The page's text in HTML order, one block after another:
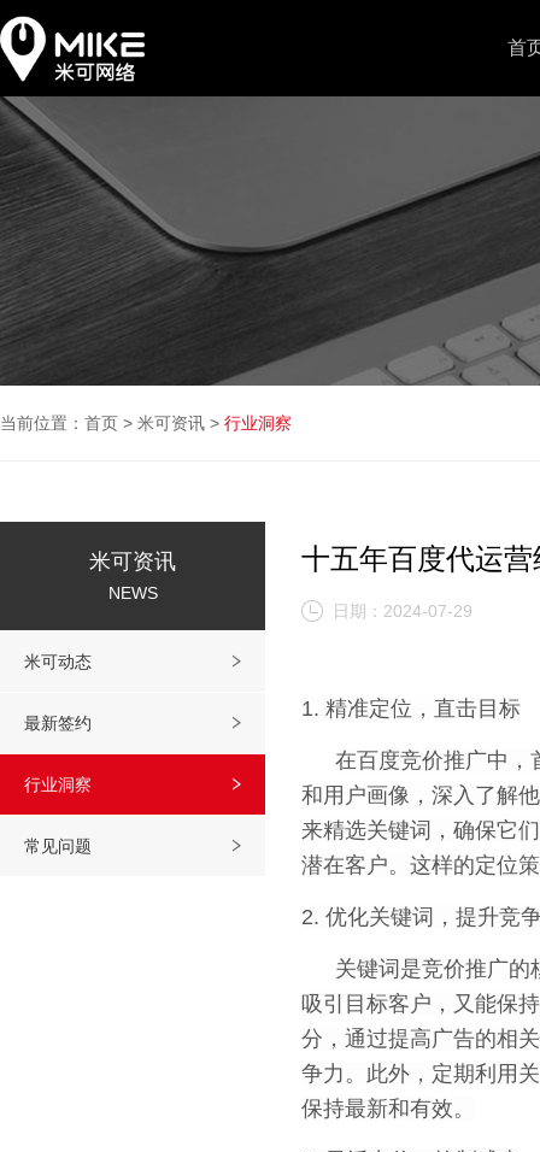
首
当前位置： 首页 > 米可资讯 > 行业洞察
米可资讯
NEWS
米可动态
最新签约
行业洞察
常见问题
十五年百度代运
日期：2024-07-29
1. 精准定位，直击目标
在百度竞价推广中，
和用户画像，深入了解
来精选关键词，确保它
潜在客户。这样的定位
2. 优化关键词，提升竞
关键词是竞价推广的
吸引目标客户，又能保
分，通过提高广告的相
争力。此外，定期利用
保持最新和有效。